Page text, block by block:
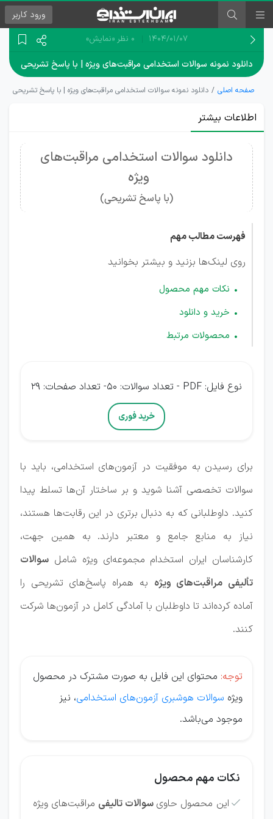
ورود کاربر
۱۴۰۴/۰۱/۰۷ 0 نظر «نمایش»
دانلود نمونه سوالات استخدامی مراقبت‌های ویژه | با پاسخ تشریحی
صفحه اصلی دانلود نمونه سوالات استخدامی مراقبت‌های ویژه | با پاسخ تشریحی
اطلاعات بیشتر
دانلود سوالات استخدامی مراقبت‌های
ویژه
(با پاسخ تشریحی)
فهرست مطالب مهم
روی لینک‌ها بزنید و بیشتر بخوانید
نکات مهم محصول
خرید و دانلود
محصولات مرتبط
نوع فایل: PDF - تعداد سوالات: 50- تعداد صفحات: 29
خرید فوری
برای رسیدن به موفقیت در آزمون‌های استخدامی، باید با
سوالات تخصصی آشنا شوید و بر ساختار آن‌ها تسلط پیدا
کنید. داوطلبانی که به دنبال برتری در این رقابت‌ها هستند،
نیاز به منابع جامع و معتبر دارند. به همین جهت،
کارشناسان ایران استخدام مجموعه‌ای ویژه شامل سوالات
تألیفی مراقبت‌های ویژه به همراه پاسخ‌های تشریحی را
آماده کرده‌اند تا داوطلبان با آمادگی کامل در آزمون‌ها شرکت
کنند.
توجه: محتوای این فایل به صورت مشترک در محصول
ویژه سوالات هوشبری آزمون‌های استخدامی، نیز
موجود می‌باشد.
نکات مهم محصول
 این محصول حاوی سوالات تالیفی مراقبت‌های ویژه